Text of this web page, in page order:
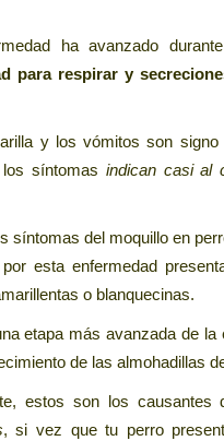
ha avanzado
para respirar y
y los vómitos son
síntomas indican casi al
síntomas del moquillo en
esta enfermedad
o blanquecinas.
etapa más avanzada de
de las almohadillas
estos son los
, si vez que tu perro